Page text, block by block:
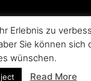
Erlebnis zu
Sie können
wünschen.
Read More